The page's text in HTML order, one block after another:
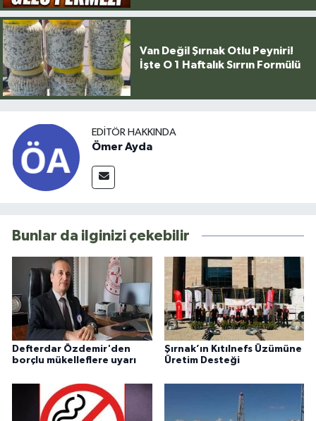
Van Değil Şırnak Otlu Peyniri!
İşte O 1 Haftalık Sırrın Formülü
EDITÖR HAKKINDA
Ömer Ayda
Bunlar da ilginizi çekebilir
Defterdar Özdemir'den
borçlu mükelleflere uyarı
Şırnak’ın Kıtılnefs Üzümüne
Üretim Desteği